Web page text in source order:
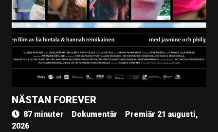
NÄSTAN FOREVER
87 minuter Dokumentär
Premiär 21 augusti,
2026